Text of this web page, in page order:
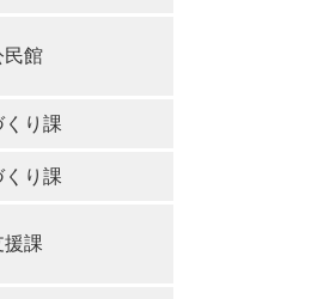
民館
り課
り課
援課